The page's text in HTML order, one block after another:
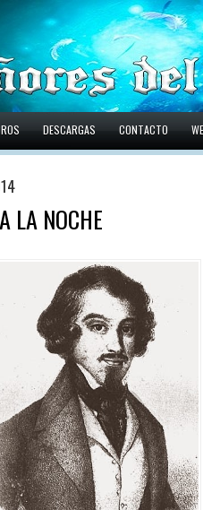
DESCARGAS CONTACTO
LA NOCHE